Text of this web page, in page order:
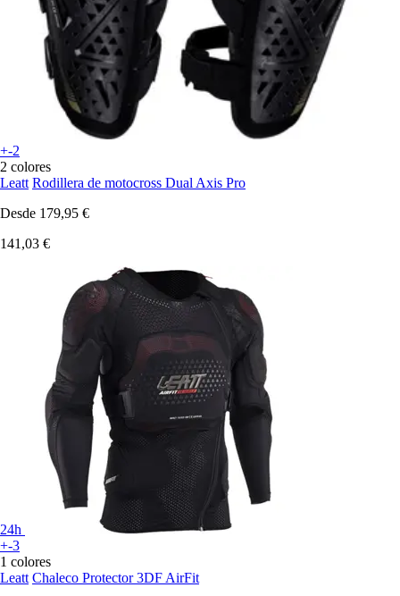
+-2
2 colores
Leatt Rodillera de motocross Dual Axis Pro
Desde 179,95 €
141,03 €
24h
+-3
1 colores
Leatt Chaleco Protector 3DF AirFit